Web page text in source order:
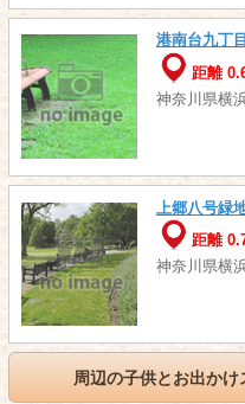
港南台九丁
距離
神奈川県横
上郷八号緑
距離
神奈川県横
周辺の子供とお出か